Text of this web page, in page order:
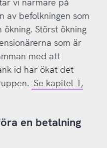
av befolkningen som
Störst ökning
som är
med att
id har ökat det
Se kapitel 1,
en betalning